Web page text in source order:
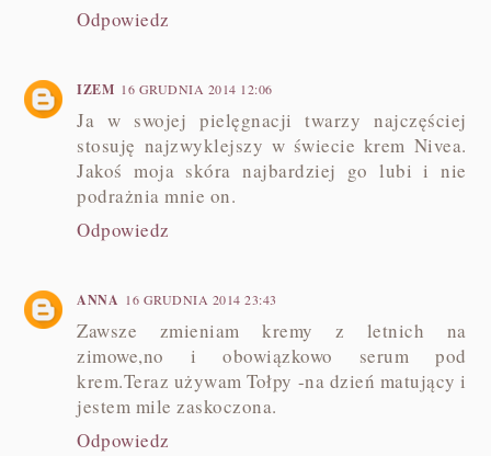
Odpowiedz
IZEM 16 GRUDNIA 2014 12:06
Ja w swojej pielęgnacji twarzy najczęściej
stosuję najzwyklejszy w świecie krem Nivea.
Jakoś moja skóra najbardziej go lubi i nie
podrażnia mnie on.
Odpowiedz
ANNA 16 GRUDNIA 2014 23:43
Zawsze zmieniam kremy z letnich na
zimowe,no i obowiązkowo serum pod
krem.Teraz używam Tołpy -na dzień matujący i
jestem mile zaskoczona.
Odpowiedz